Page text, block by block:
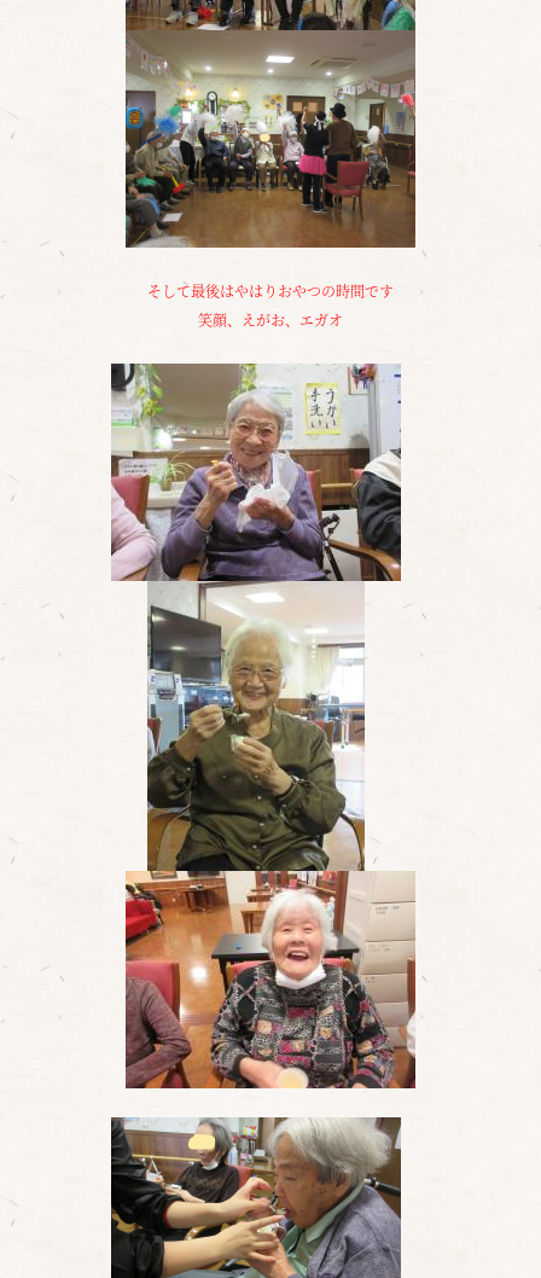
そして最後はやはりおやつの時間です
笑顔、えがお、エガオ